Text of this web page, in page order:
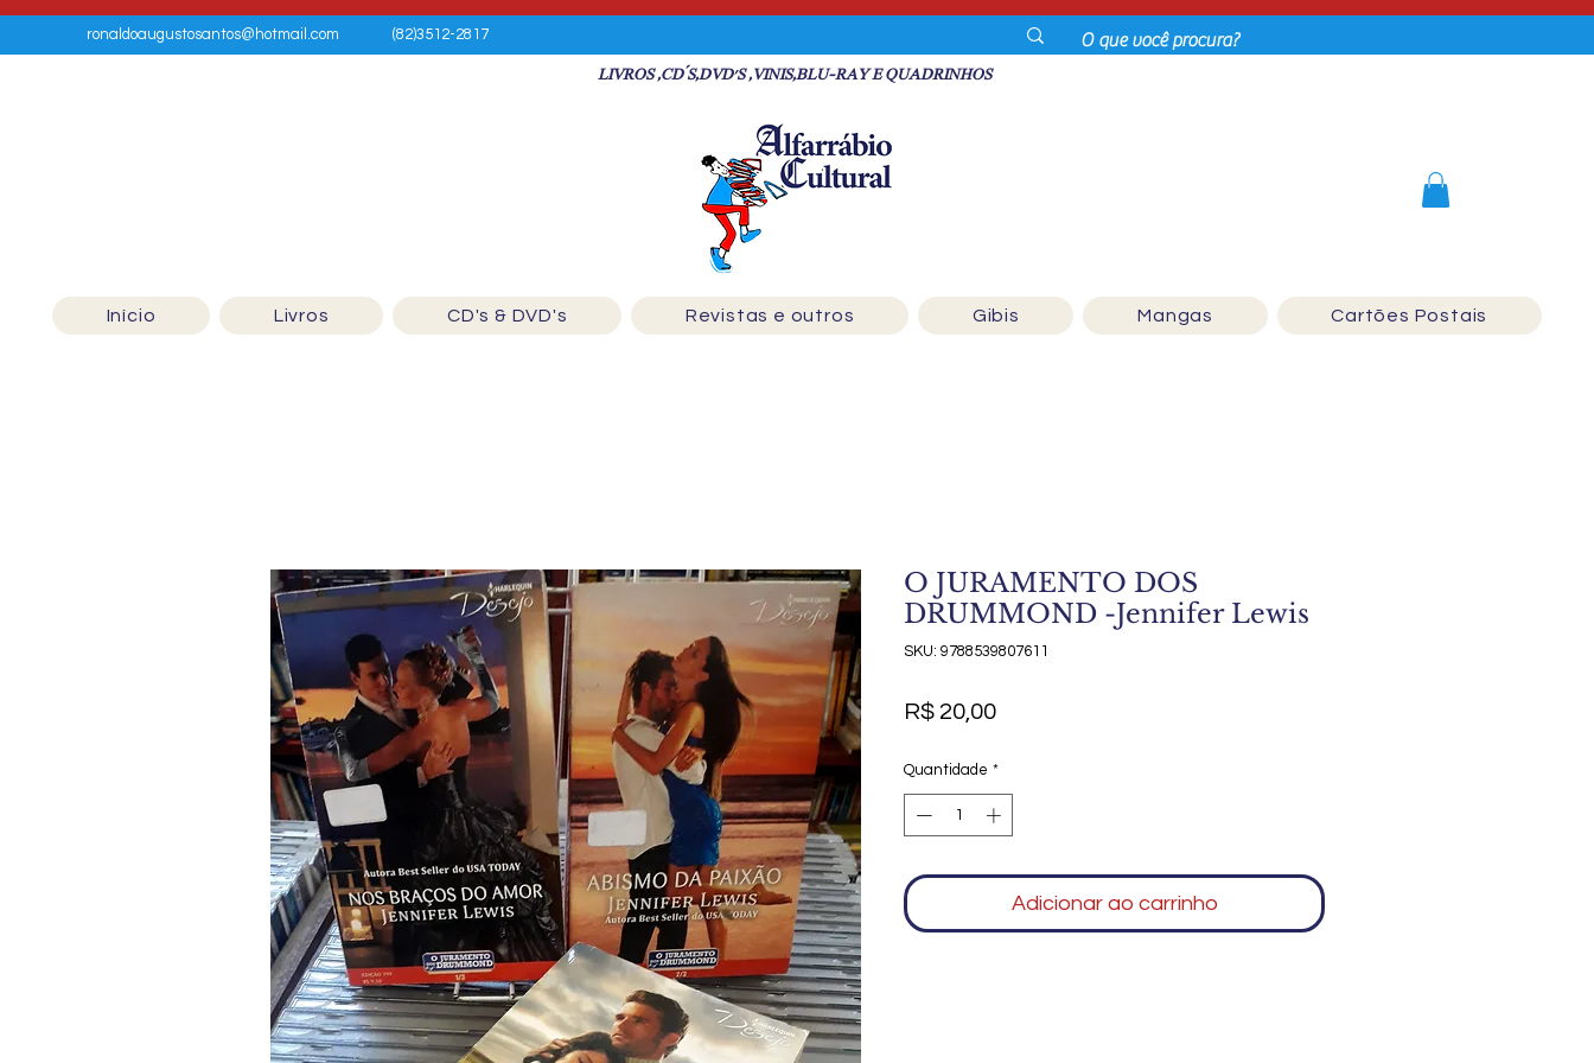
ronaldoaugustosantos@hotmail.com (82)3512-2817
LIVROS ,CD´S,DVD'S ,VINIS,BLU-RAY E QUADRINHOS
Início Livros CD's & DVD's Revistas e outros Gibis Mangas Cartões Postais
O JURAMENTO DOS
DRUMMOND -Jennifer Lewis
SKU: 9788539807611
R$ 20,00Preço
Quantidade *
Adicionar ao carrinho